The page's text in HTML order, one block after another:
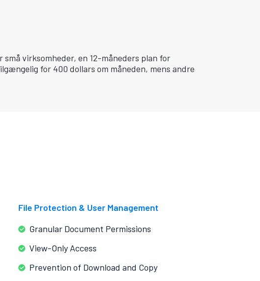
virksomheder, en 12-måneders plan for
for 400 dollars om måneden, mens andre
File Protection & User Management
Granular Document Permissions
View-Only Access
Prevention of Download and Copy